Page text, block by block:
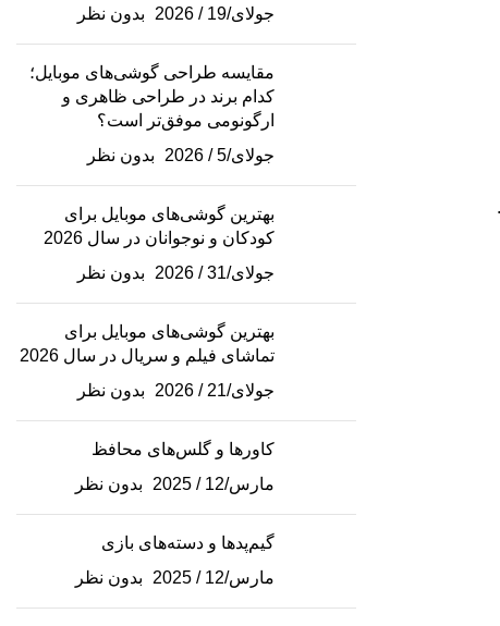
جولای/19 / 2026
بدون نظر
مقایسه طراحی گوشی‌های موبایل؛
کدام برند در طراحی ظاهری و
ارگونومی موفق‌تر است؟
جولای/5 / 2026
بدون نظر
بهترین گوشی‌های موبایل برای
کودکان و نوجوانان در سال 2026
جولای/31 / 2026
بدون نظر
بهترین گوشی‌های موبایل برای
تماشای فیلم و سریال در سال 2026
جولای/21 / 2026
بدون نظر
کاورها و گلس‌های محافظ
مارس/12 / 2025
بدون نظر
گیم‌پدها و دسته‌های بازی
مارس/12 / 2025
بدون نظر